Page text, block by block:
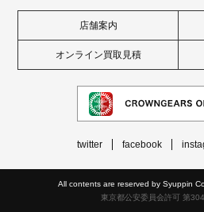
店舗案内
オンライン買取見積
twitter facebook
All contents are reserved by Syuppin
東京都公安委員会許可 第